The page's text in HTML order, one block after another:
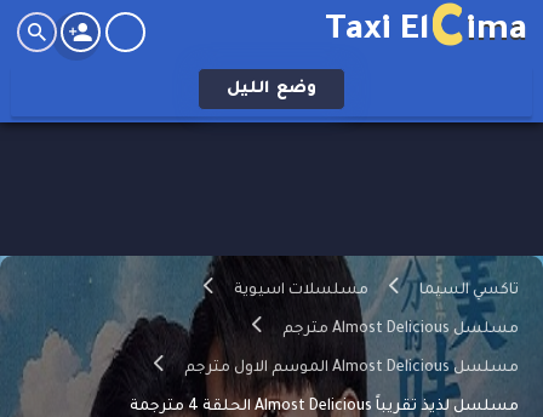
Taxi ElCima
وضع الليل
تاكسي السيما مسلسلات اسيوية
مسلسل Almost Delicious مترجم
مسلسل Almost Delicious الموسم الاول مترجم
مسلسل لذيذ تقريباً Almost Delicious الحلقة 4 مترجمة